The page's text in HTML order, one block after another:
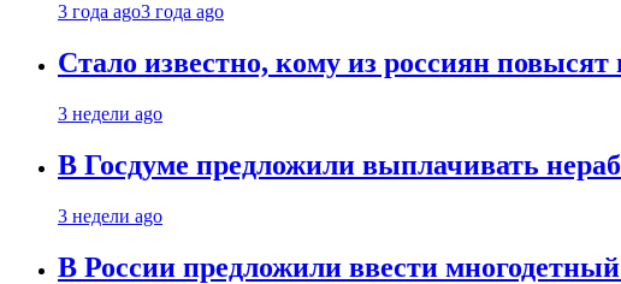
3 года ago3 года ago
Стало известно, кому из россиян повысят
3 недели ago
В Госдуме предложили выплачивать
3 недели ago
В России предложили ввести